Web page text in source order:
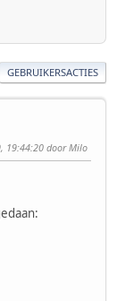
GEBRUIKERSACTIES
19:44:20 door Milo